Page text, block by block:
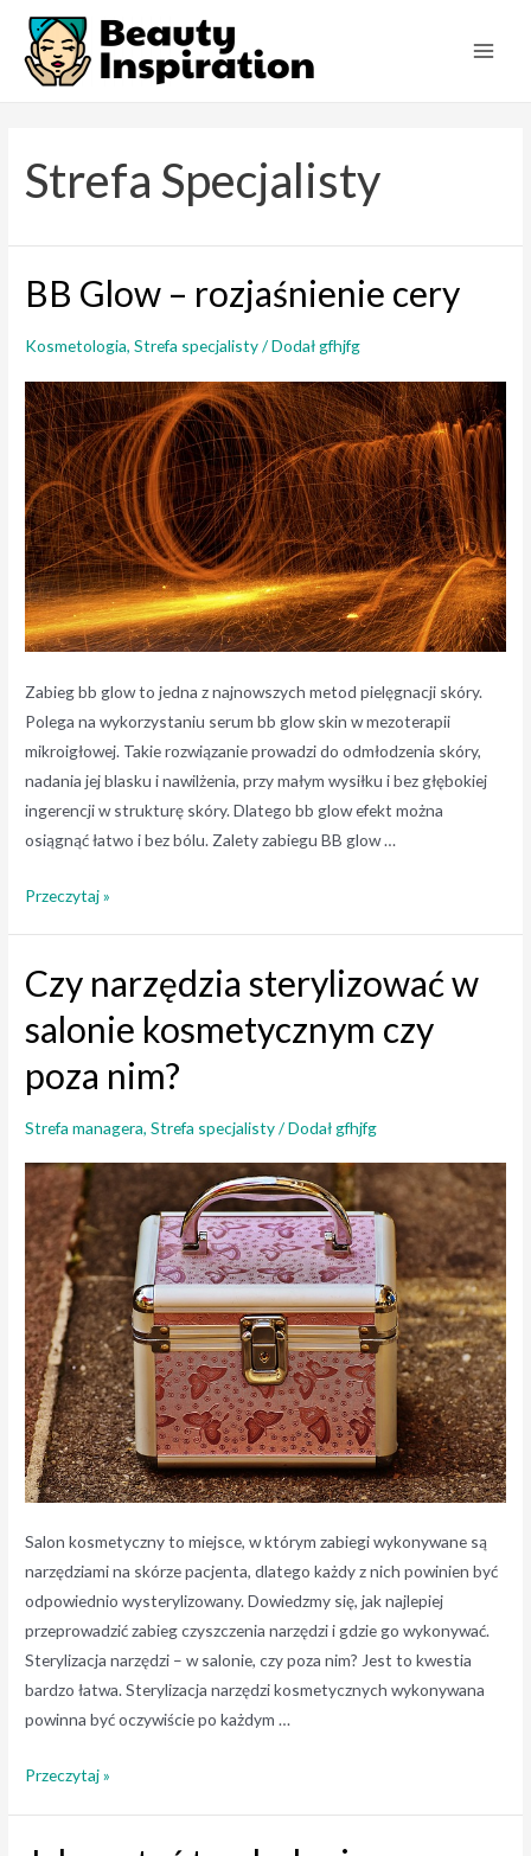
content
Strefa Specjalisty
BB Glow – rozjaśnienie cery
Kosmetologia,Strefa specjalisty/ Dodałgfhjfg
Zabieg bb glow to jedna z najnowszych metod pielęgnacji skóry.
Polega na wykorzystaniu serum bb glow skin w mezoterapii
mikroigłowej. Takie rozwiązanie prowadzi do odmłodzenia skóry,
nadania jej blasku i nawilżenia, przy małym wysiłku i bez głębokiej
ingerencji w strukturę skóry. Dlatego bb glow efekt można
osiągnąć łatwo i bez bólu. Zalety zabiegu BB glow …
BB
rozjaśnienie
Przeczytaj »
Czy narzędzia sterylizować w
salonie kosmetycznym czy
poza nim?
Strefa managera,Strefa specjalisty/ Dodałgfhjfg
Salon kosmetyczny to miejsce, w którym zabiegi wykonywane są
narzędziami na skórze pacjenta, dlatego każdy z nich powinien być
odpowiednio wysterylizowany. Dowiedzmy się, jak najlepiej
przeprowadzić zabieg czyszczenia narzędzi i gdzie go wykonywać.
Sterylizacja narzędzi – w salonie, czy poza nim? Jest to kwestia
bardzo łatwa. Sterylizacja narzędzi kosmetycznych wykonywana
powinna być oczywiście po każdym …
Czy
Przeczytaj »